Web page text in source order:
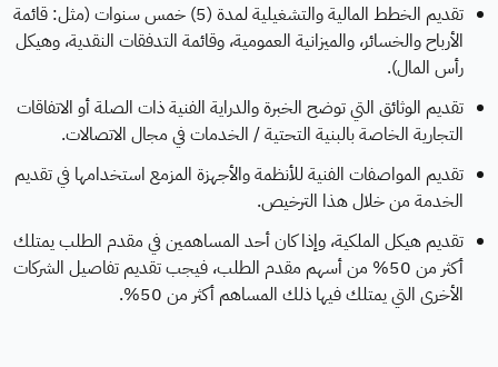
تقديم الخطط المالية والتشغيلية لمدة (5) خمس سنوات (مثل: قائمة
الأرباح والخسائر، والميزانية العمومية، وقائمة التدفقات النقدية، وهيكل
رأس المال).
تقديم الوثائق التي توضح الخبرة والدراية الفنية ذات الصلة أو الاتفاقات
التجارية الخاصة بالبنية التحتية / الخدمات في مجال الاتصالات.
تقديم المواصفات الفنية للأنظمة والأجهزة المزمع استخدامها في تقديم
الخدمة من خلال هذا الترخيص.
تقديم هيكل الملكية، وإذا كان أحد المساهمين في مقدم الطلب يمتلك
أكثر من 50% من أسهم مقدم الطلب، فيجب تقديم تفاصيل الشركات
الأخرى التي يمتلك فيها ذلك المساهم أكثر من 50%.